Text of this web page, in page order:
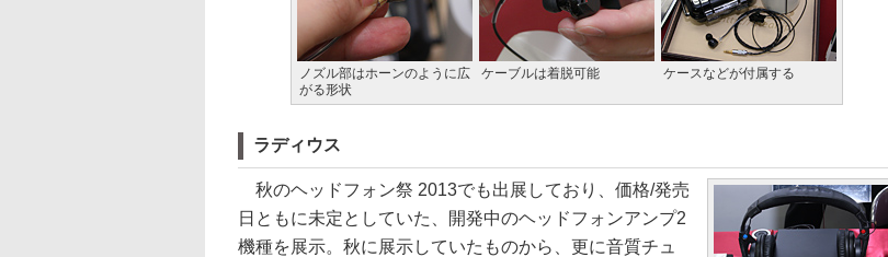
ノズル部はホーンのように広
がる形状
ケーブルは着脱可能 ケースなどが付属する
ラディウス
秋のヘッドフォン祭 2013でも出展しており、価格/発売
日ともに未定としていた、開発中のヘッドフォンアンプ2
機種を展示。秋に展示していたものから、更に音質チュ